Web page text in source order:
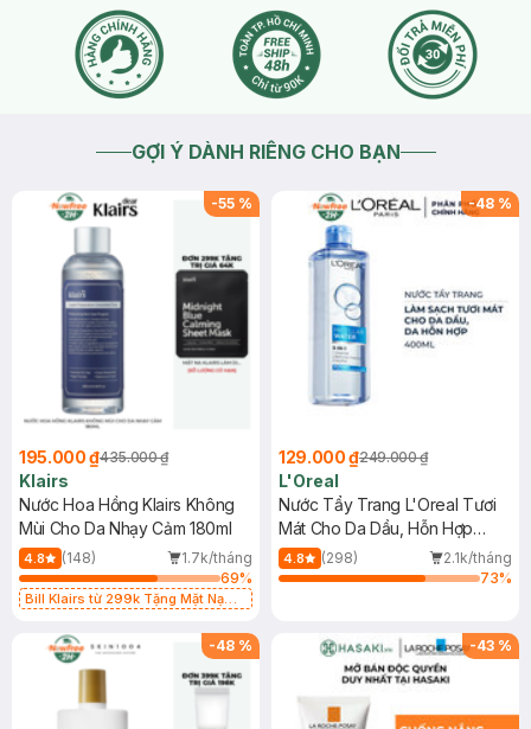
GỢI Ý DÀNH RIÊNG CHO BẠN
-55 %
195.000 ₫435.000 ₫
Klairs
Nước Hoa Hồng Klairs Không
Mùi Cho Da Nhạy Cảm 180ml
4.8 (148)
1.7k/tháng
69%
Bill Klairs từ 299k Tặng Mặt Nạ
25ml (SL Có Hạn)
-48 %
129.000 ₫249.000 ₫
L'Oreal
Nước Tẩy Trang L'Oreal Tươi
Mát Cho Da Dầu, Hỗn Hợp
400ml
4.8 (298)
2.1k/tháng
73%
-48 % -43 %